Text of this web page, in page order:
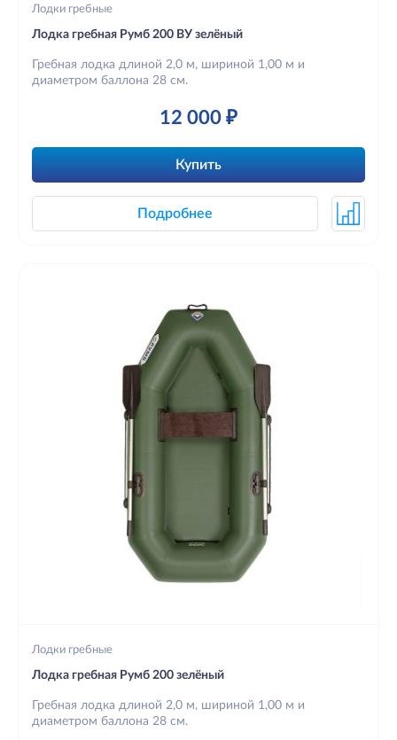
Лодки гребные
Лодка гребная Румб 200 ВУ зелёный
Гребная лодка длиной 2,0 м, шириной 1,00 м и
диаметром баллона 28 см.
12 000 ₽
Купить
Подробнее
Лодки гребные
Лодка гребная Румб 200 зелёный
Гребная лодка длиной 2,0 м, шириной 1,00 м и
диаметром баллона 28 см.